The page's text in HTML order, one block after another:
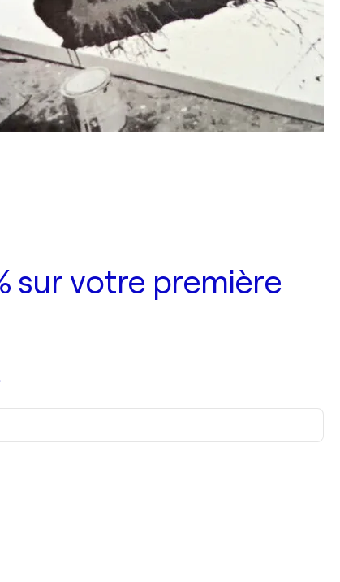
sur votre première